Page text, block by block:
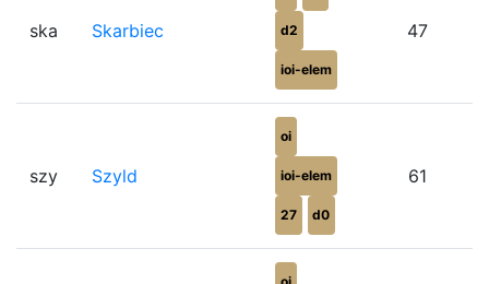
ska Skarbiec d2
ioi-elem
47
szy Szyld
oi
ioi-elem
27 d0
61